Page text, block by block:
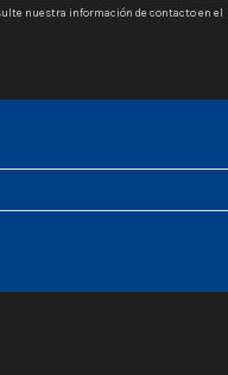
nuestra información de contacto en el